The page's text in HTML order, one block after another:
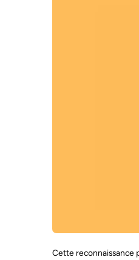
Cette reconnaissance